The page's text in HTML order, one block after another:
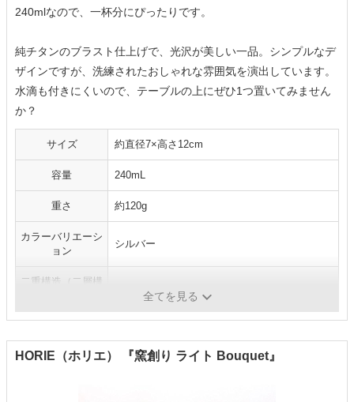
240mlなので、一杯分にぴったりです。
純チタンのブラスト仕上げで、光沢が美しい一品。シンプルなデ
ザインですが、洗練されたおしゃれな雰囲気を演出しています。
水滴も付きにくいので、テーブルの上にぜひ1つ置いてみません
か？
サイズ 約直径7×高さ12cm
容量 240mL
重さ 約120g
カラーバリエーシ
ョン
シルバー
二重構造（二層構
全てを見る
HORIE（ホリエ） 『窯創り ライト Bouquet』